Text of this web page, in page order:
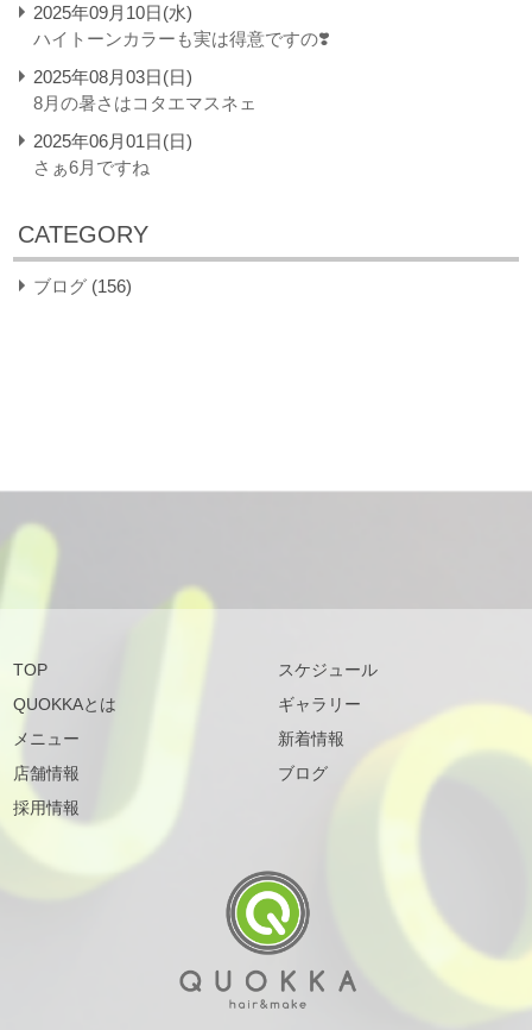
2025年09月10日(水)
ハイトーンカラーも実は得意ですの❣️
2025年08月03日(日)
8月の暑さはコタエマスネェ
2025年06月01日(日)
さぁ6月ですね
CATEGORY
ブログ (156)
TOP
QUOKKAとは
メニュー
店舗情報
採用情報
スケジュール
ギャラリー
新着情報
ブログ